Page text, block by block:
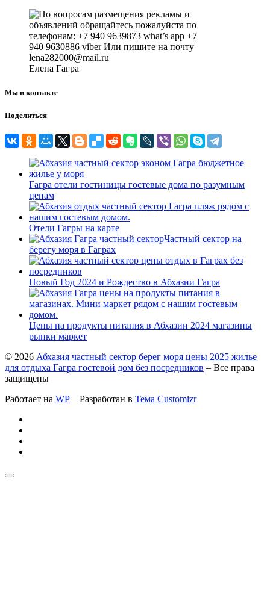
Елена Гагра
Мы в контакте
Поделиться
Гагра отели гостиницы гостевые дома по разумным
ценам
Отели Гагры на карте
Частный сектор на
берегу моря в Гаграх
Новый Год 2024 и Рождество в Абхазии Гагра
Цены на продукты питания в Абхазии 2024 магазины
рынки маркет
© 2026 Абхазия частный сектор берег моря цены 2025 жилье
для отдыха Гагра гостевой дом без посредников – Все права
защищены
Работает на WP – Разработан в Тема Customizr